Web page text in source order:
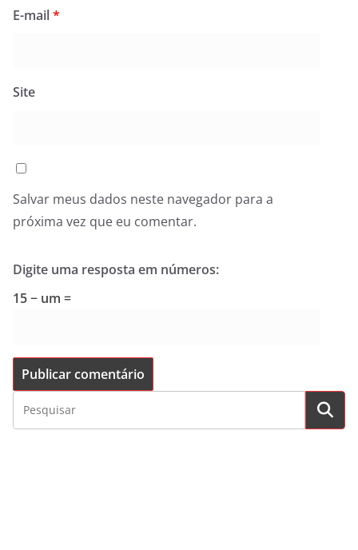
E-mail*
Site
Salvar meus dados neste navegador para a
próxima vez que eu comentar.
Digite uma resposta em números:
15 − um =